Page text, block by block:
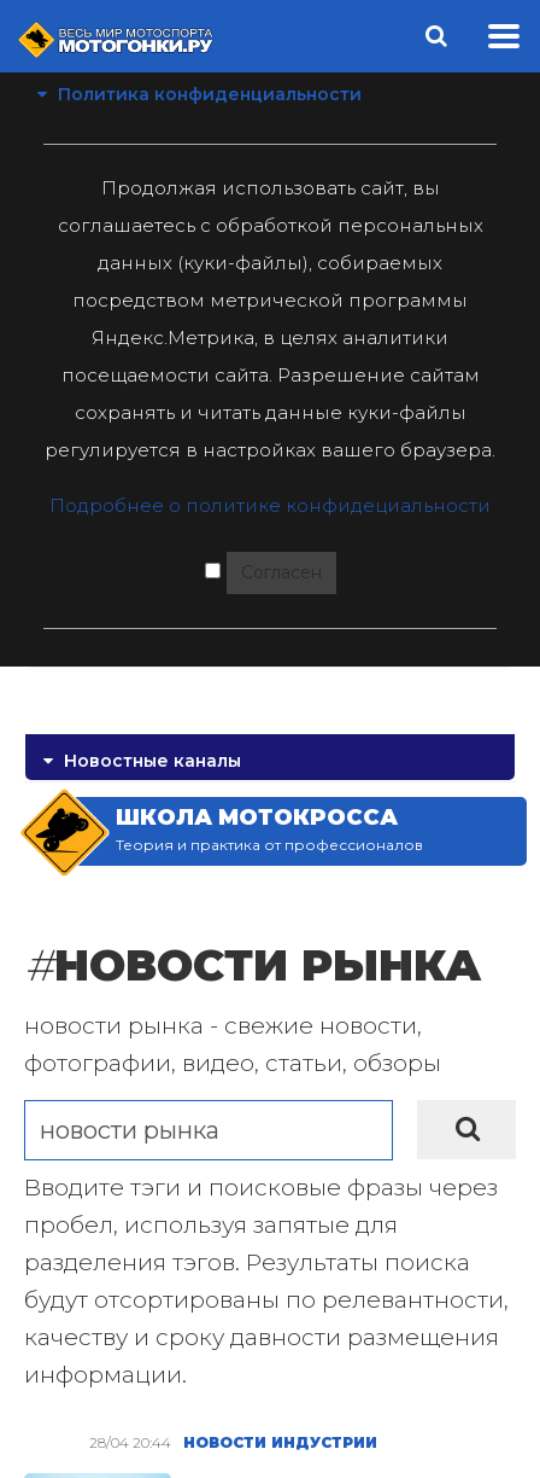
Политика конфиденциальности
Продолжая использовать сайт, вы
соглашаетесь с обработкой персональных
данных (куки-файлы), собираемых
посредством метрической программы
Яндекс.Метрика, в целях аналитики
посещаемости сайта. Разрешение сайтам
сохранять и читать данные куки-файлы
регулируется в настройках вашего браузера.
Подробнее о политике конфидециальности
Согласен
Новостные каналы
ШКОЛА МОТОКРОССА
Теория и практика от профессионалов
#НОВОСТИ РЫНКА
новости рынка - свежие новости,
фотографии, видео, статьи, обзоры
Вводите тэги и поисковые фразы через
пробел, используя запятые для
разделения тэгов. Результаты поиска
будут отсортированы по релевантности,
качеству и сроку давности размещения
информации.
28/04 20:44 НОВОСТИ ИНДУСТРИИ